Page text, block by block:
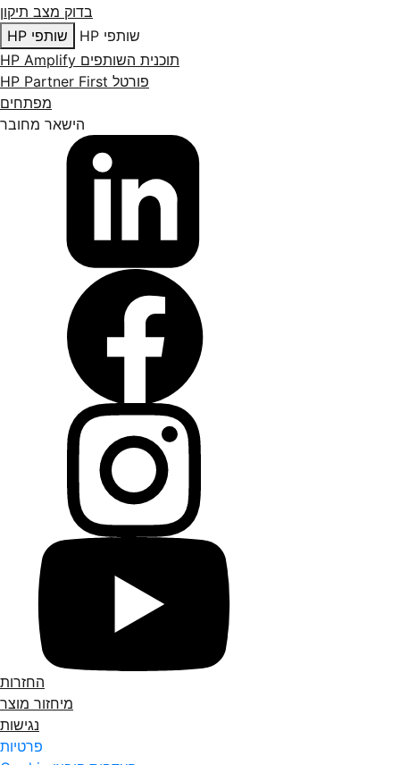
בדוק מצב תיקון
שותפי HP
שותפי HP
תוכנית השותפים HP Amplify
פורטל HP Partner First
מפתחים
הישאר מחובר
החזרות
מיחזור מוצר
נגישות
פרטיות